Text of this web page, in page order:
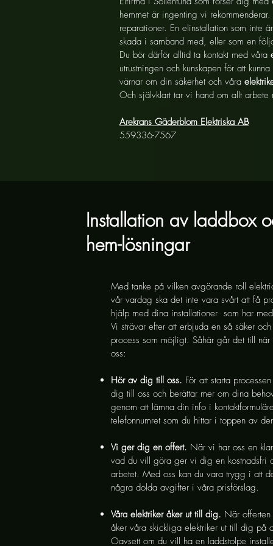
hemmet är ingenting vi
reparationer. En elinstallation som inte
skada i samband med, eller som en
Du bör därför alltid ta kontakt med våra
utrustningen och kunskapen för att
värnar om din säkerhet och våra
Och självklart tar vi hand om allt arbete
Arekrans Gäderblom Elektriska AB
559336-7567
Installation av laddbox
hem-lösningar
Med tanke på vilken avgörande roll
vår vardag ska det inte vara svårt att få
hjälp med dina installationer som har
Vi strävar efter att erbjuda en så säker
process som möjligt. Såhär går det till när
oss:
Hör av dig till oss. För att starta
dig till oss och berättar mer om dina
genom att lämna din info i
telefonnumret som du hittar i toppen av
Vi ger dig en offert. När vi har oss en
vad du vill göra ger vi dig en kostnadsfri
arbetet. Med oss kan du vara trygg i att
några dolda avgifter i våra prisförslag.
Våra elektriker åker ut till dig. När offerten
åker våra skickliga elektriker ut till dig på
Oavsett om du vill ha en laddstolpe